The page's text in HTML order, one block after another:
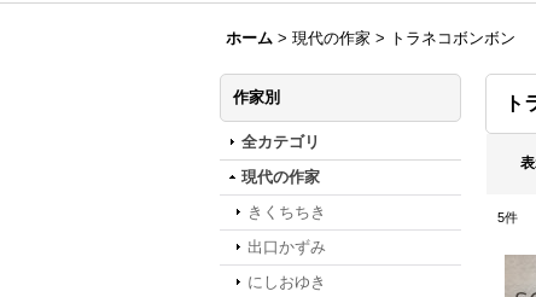
ホーム > 現代の作家 > トラネコボンボン
作家別
全カテゴリ
現代の作家
きくちちき
出口かずみ
にしおゆき
ト
5件